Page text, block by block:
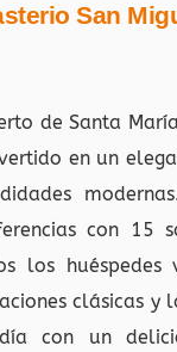
San
de Santa
en un
con 15
los
clásicas y
con un